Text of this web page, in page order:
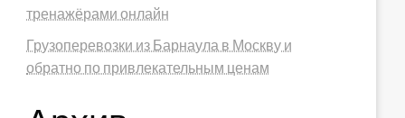
тренажёрами онлайн
Грузоперевозки из Барнаула в Москву и
обратно по привлекательным ценам